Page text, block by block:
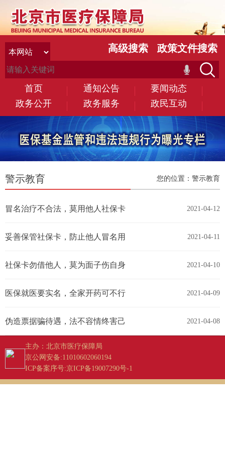
首页 通知公告
要闻动态
政务公开
政务服务 政民互动
高级搜索 政策文件搜索
警示教育 您的位置： 警示教育
冒名治疗不合法，莫用他人社保卡 2021-04-12
妥善保管社保卡，防止他人冒名用 2021-04-11
社保卡勿借他人，莫为面子伤自身 2021-04-10
医保就医要实名，全家开药可不行 2021-04-09
伪造票据骗待遇，法不容情终害己 2021-04-08
主办：北京市医疗保障局
京公网安备:11010602060194
ICP备案序号:京ICP备19007290号-1